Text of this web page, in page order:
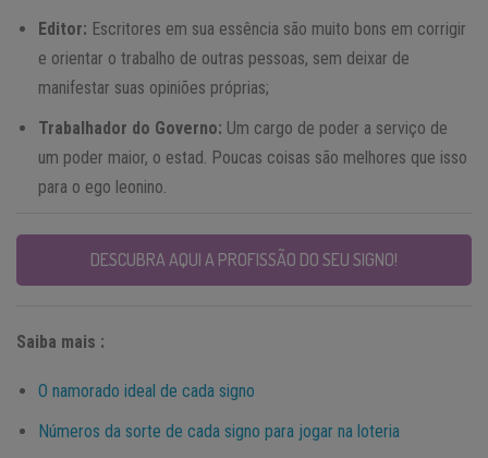
Editor: Escritores em sua essência são muito bons em corrigir
e orientar o trabalho de outras pessoas, sem deixar de
manifestar suas opiniões próprias;
Trabalhador do Governo: Um cargo de poder a serviço de
um poder maior, o estad. Poucas coisas são melhores que isso
para o ego leonino.
DESCUBRA AQUI A PROFISSÃO DO SEU SIGNO!
Saiba mais :
O namorado ideal de cada signo
Números da sorte de cada signo para jogar na loteria